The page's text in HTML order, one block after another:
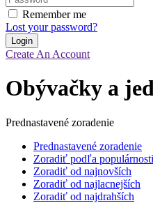
Remember me
Lost your password?
Create An Account
Obývačky a
Prednastavené zoradenie
Prednastavené zoradenie
Zoradiť podľa populárnosti
Zoradiť od najnovších
Zoradiť od najlacnejších
Zoradiť od najdrahších